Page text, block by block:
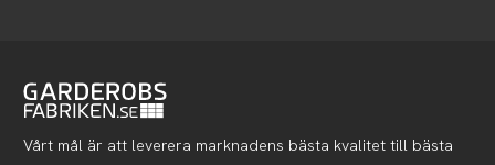
Vårt mål är att leverera marknadens bästa kvalitet till bästa